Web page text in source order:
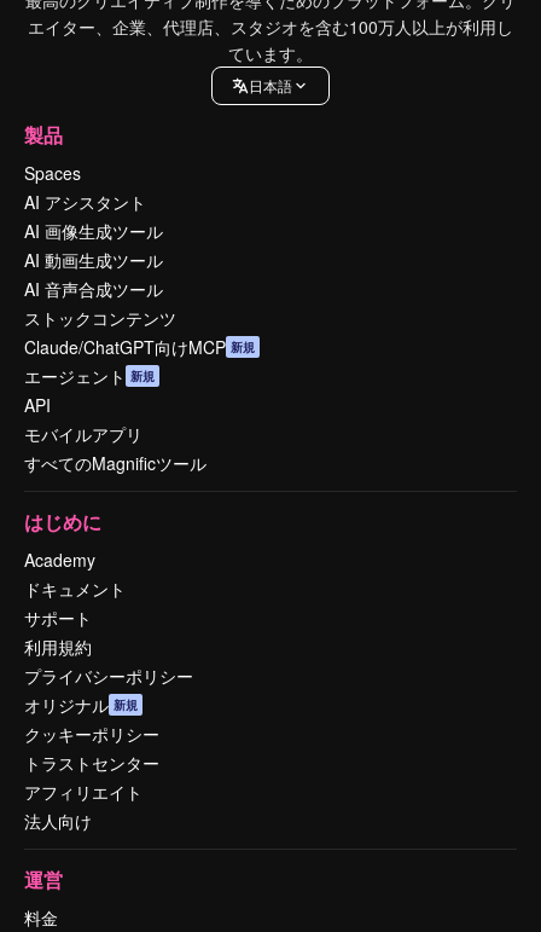
エイター、企業、代理店、スタジオを含む100万人以上が利用し
ています。
日本語
製品
Spaces
AI アシスタント
AI 画像生成ツール
AI 動画生成ツール
AI 音声合成ツール
ストックコンテンツ
Claude/ChatGPT向けMCP 新規
エージェント 新規
API
モバイルアプリ
すべてのMagnificツール
はじめに
Academy
ドキュメント
サポート
利用規約
プライバシーポリシー
オリジナル 新規
クッキーポリシー
トラストセンター
アフィリエイト
法人向け
運営
料金